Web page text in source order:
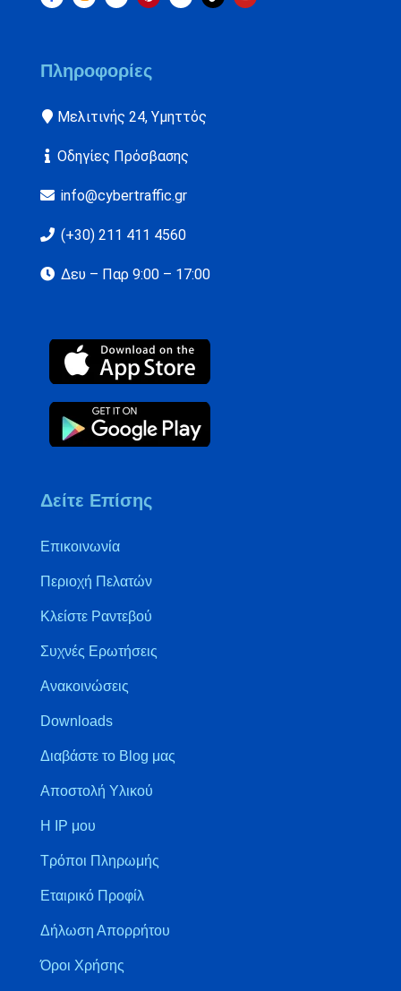
Πληροφορίες
Μελιτινής 24, Υμηττός
Οδηγίες Πρόσβασης
info@cybertraffic.gr
(+30) 211 411 4560
Δευ – Παρ 9:00 – 17:00
Δείτε Επίσης
Επικοινωνία
Περιοχή Πελατών
Κλείστε Ραντεβού
Συχνές Ερωτήσεις
Ανακοινώσεις
Downloads
Διαβάστε το Blog μας
Αποστολή Υλικού
Η IP μου
Τρόποι Πληρωμής
Εταιρικό Προφίλ
Δήλωση Απορρήτου
Όροι Χρήσης